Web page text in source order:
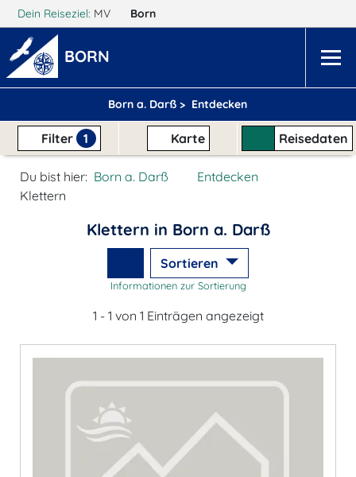
Dein Reiseziel: MV Born
BORN
Born a. Darß > Entdecken
Filter 1 Karte Reisedaten
Du bist hier: Born a. Darß
Entdecken
Klettern
Klettern in Born a. Darß
Sortieren
Informationen zur Sortierung
1 - 1 von 1 Einträgen angezeigt